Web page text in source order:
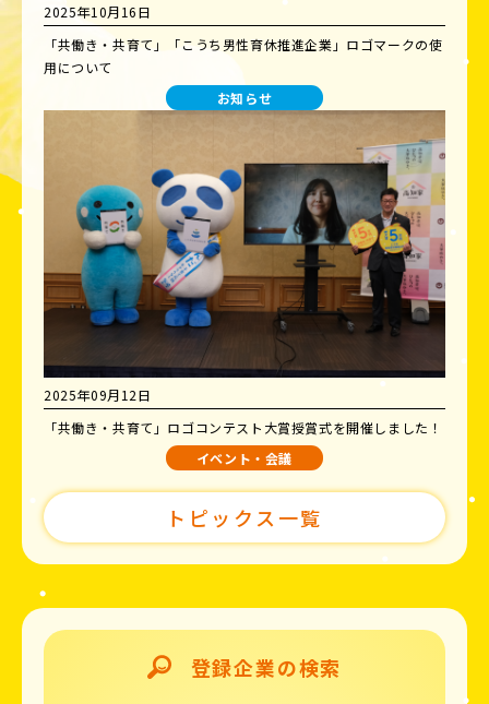
2025年10月16日
「共働き・共育て」「こうち男性育休推進企業」ロゴマークの使
用について
お知らせ
2025年09月12日
「共働き・共育て」ロゴコンテスト大賞授賞式を開催しました！
イベント・会議
トピックス一覧
登録企業の検索